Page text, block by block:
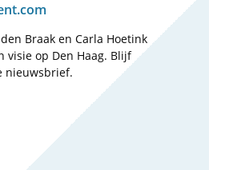
Braak en Carla Hoetink
visie op Den Haag. Blijf
nieuwsbrief.